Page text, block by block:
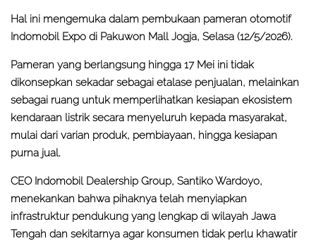
Hal ini mengemuka dalam pembukaan pameran otomotif
Indomobil Expo di Pakuwon Mall Jogja, Selasa (12/5/2026).
Pameran yang berlangsung hingga 17 Mei ini tidak
dikonsepkan sekadar sebagai etalase penjualan, melainkan
sebagai ruang untuk memperlihatkan kesiapan ekosistem
kendaraan listrik secara menyeluruh kepada masyarakat,
mulai dari varian produk, pembiayaan, hingga kesiapan
purna jual.
CEO Indomobil Dealership Group, Santiko Wardoyo,
menekankan bahwa pihaknya telah menyiapkan
infrastruktur pendukung yang lengkap di wilayah Jawa
Tengah dan sekitarnya agar konsumen tidak perlu khawatir